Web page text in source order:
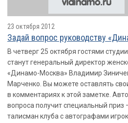
23 октября 2012
Задай вопрос руководству
В четверг 25 октября гостями
станут генеральный директор
«Динамо-Москва» Владимир
Марченко. Вы можете оставлять
в комментариях к этой заметке.
вопроса получит специальный
талисман клуба с автографами